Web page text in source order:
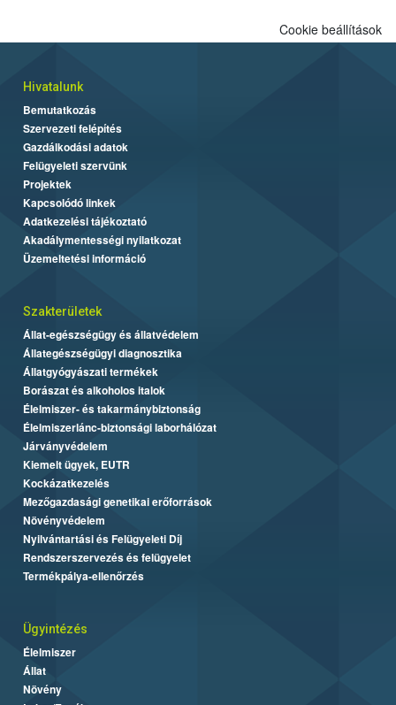
Cookie beállítások
Hivatalunk
Bemutatkozás
Szervezeti felépítés
Gazdálkodási adatok
Felügyeleti szervünk
Projektek
Kapcsolódó linkek
Adatkezelési tájékoztató
Akadálymentességi nyilatkozat
Üzemeltetési információ
Szakterületek
Állat-egészségügy és állatvédelem
Állategészségügyi diagnosztika
Állatgyógyászati termékek
Borászat és alkoholos italok
Élelmiszer- és takarmánybiztonság
Élelmiszerlánc-biztonsági laborhálózat
Járványvédelem
Kiemelt ügyek, EUTR
Kockázatkezelés
Mezőgazdasági genetikai erőforrások
Növényvédelem
Nyilvántartási és Felügyeleti Díj
Rendszerszervezés és felügyelet
Termékpálya-ellenőrzés
Ügyintézés
Élelmiszer
Állat
Növény